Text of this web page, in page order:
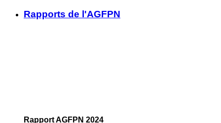
Rapports de l'AGFPN
Rapport AGFPN 2024